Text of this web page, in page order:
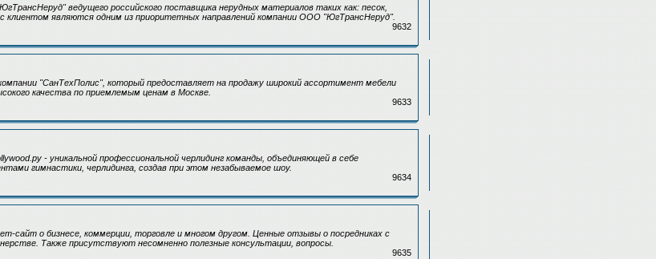
ведущего российского поставщика нерудных материалов таких как: песок,
клиентом являются одним из приоритетных направлений компании ООО "ЮгТрансНеруд".
9632
"СанТехПолис", который предоставляет на продажу широкий ассортимент мебели
качества по приемлемым ценам в Москве.
9633
- уникальной профессиональной черлидинг команды, объединяющей в себе
гимнастики, черлидинга, создав при этом незабываемое шоу.
9634
сайт о бизнесе, коммерции, торговле и многом другом. Ценные отзывы о посредниках с
Также присутствуют несомненно полезные консультации, вопросы.
9635